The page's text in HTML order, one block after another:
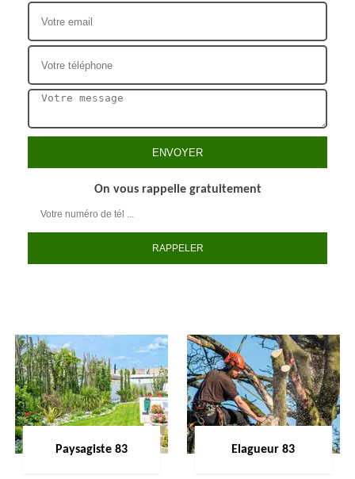
On vous rappelle gratuitement
Paysagiste 83 Elagueur 83